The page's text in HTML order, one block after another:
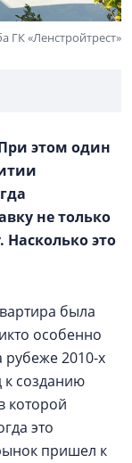
ГК «Ленстройтрест»
этом один
не только
это
была
особенно
рубеже 2010-х
созданию
которой
это
пришел к